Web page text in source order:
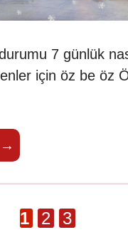
7 günlük
için öz be öz
→
Sayfa
1 Sayfa
2 Sayfa
3